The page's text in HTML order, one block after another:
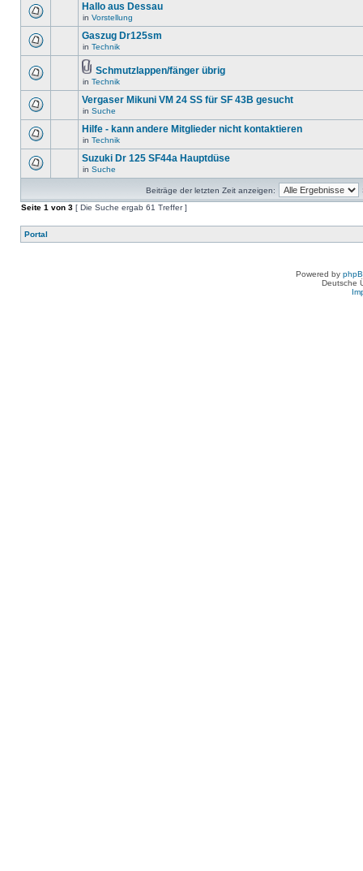
Hallo aus Dessau
in Vorstellung
Gaszug Dr125sm
in Technik
Schmutzlappen/fänger übrig
in Technik
Vergaser Mikuni VM 24 SS für SF 43B gesucht
in Suche
Hilfe - kann andere Mitglieder nicht kontaktieren
in Technik
Suzuki Dr 125 SF44a Hauptdüse
in Suche
Beiträge der letzten Zeit anzeigen:
Seite 1 von 3 [ Die Suche ergab 61 Treffer ]
Portal
Powered by
Deutsche